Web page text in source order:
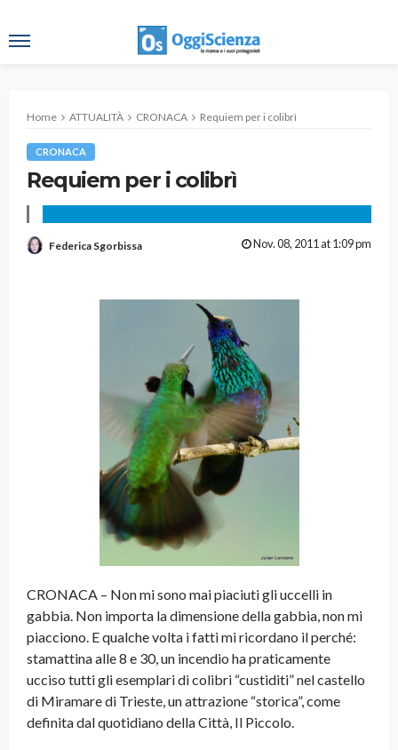
Home ATTUALITÀ CRONACA Requiem per i colibrì
CRONACA
Requiem per i colibrì
Federica Sgorbissa Nov. 08, 2011 at 1:09 pm
CRONACA – Non mi sono mai piaciuti gli uccelli in
gabbia. Non importa la dimensione della gabbia, non mi
piacciono. E qualche volta i fatti mi ricordano il perché:
stamattina alle 8 e 30, un incendio ha praticamente
ucciso tutti gli esemplari di colibri “custiditi” nel castello
di Miramare di Trieste, un attrazione “storica”, come
definita dal quotidiano della Città, Il Piccolo.